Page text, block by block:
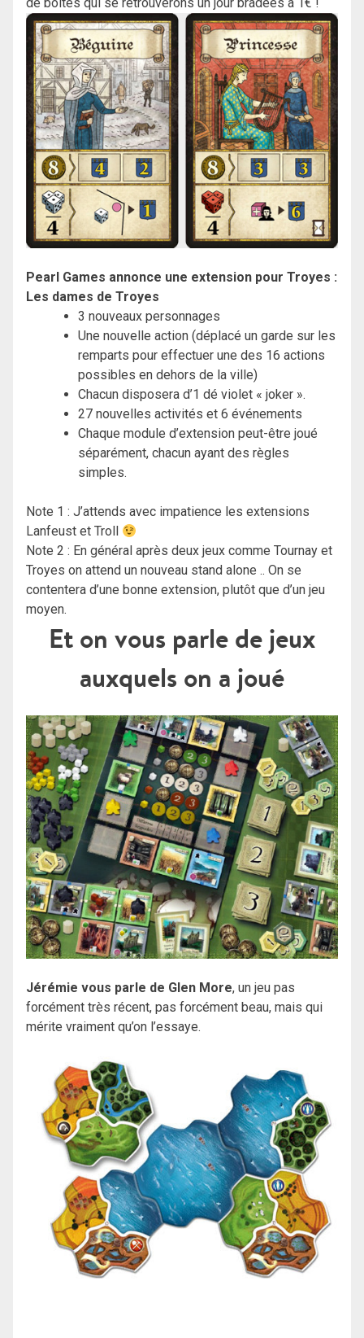
Pearl Games annonce une extension pour Troyes :
Les dames de Troyes
3 nouveaux personnages
Une nouvelle action (déplacé un garde sur les
remparts pour effectuer une des 16 actions
possibles en dehors de la ville)
Chacun disposera d’1 dé violet « joker ».
27 nouvelles activités et 6 événements
Chaque module d’extension peut-être joué
séparément, chacun ayant des règles
simples.
Note 1 : J’attends avec impatience les extensions
Lanfeust et Troll
Note 2 : En général après deux jeux comme Tournay et
Troyes on attend un nouveau stand alone .. On se
contentera d’une bonne extension, plutôt que d’un jeu
moyen.
Et on vous parle de jeux
auxquels on a joué
Jérémie vous parle de Glen More, un jeu pas
forcément très récent, pas forcément beau, mais qui
mérite vraiment qu’on l’essaye.